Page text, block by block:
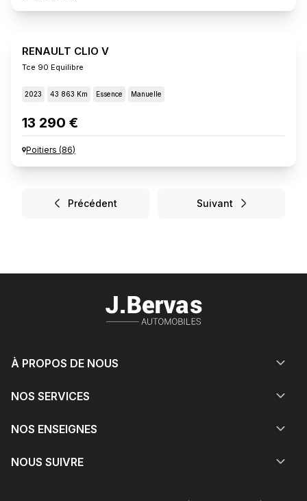
RENAULT CLIO V
Tce 90 Equilibre
2023 43 863 Km Essence Manuelle
13 290 €
Poitiers (86)
Précédent Suivant
À PROPOS DE NOUS
NOS SERVICES
NOS ENSEIGNES
NOUS SUIVRE